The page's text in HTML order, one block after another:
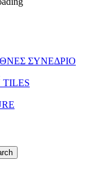
ΣΥΝΕΔΡΙΟ